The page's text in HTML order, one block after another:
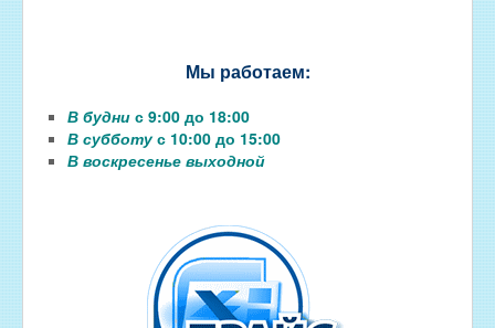
Мы работаем:
В будни с 9:00 до 18:00
В субботус 10:00 до 15:00
В воскресенье выходной